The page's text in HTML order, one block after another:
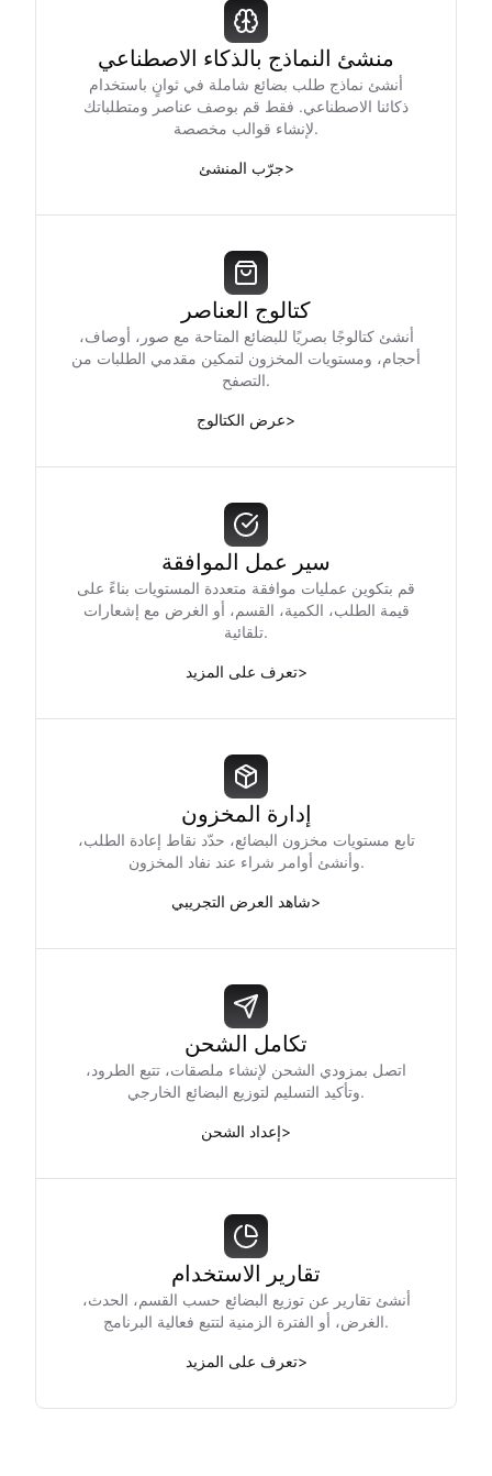
منشئ النماذج بالذكاء الاصطناعي
أنشئ نماذج طلب بضائع شاملة في ثوانٍ باستخدام
ذكائنا الاصطناعي. فقط قم بوصف عناصر ومتطلباتك
لإنشاء قوالب مخصصة.
جرّب المنشئ>
كتالوج العناصر
أنشئ كتالوجًا بصريًا للبضائع المتاحة مع صور، أوصاف،
أحجام، ومستويات المخزون لتمكين مقدمي الطلبات من
التصفح.
عرض الكتالوج>
سير عمل الموافقة
قم بتكوين عمليات موافقة متعددة المستويات بناءً على
قيمة الطلب، الكمية، القسم، أو الغرض مع إشعارات
تلقائية.
تعرف على المزيد>
إدارة المخزون
تابع مستويات مخزون البضائع، حدّد نقاط إعادة الطلب،
وأنشئ أوامر شراء عند نفاد المخزون.
شاهد العرض التجريبي>
تكامل الشحن
اتصل بمزودي الشحن لإنشاء ملصقات، تتبع الطرود،
وتأكيد التسليم لتوزيع البضائع الخارجي.
إعداد الشحن>
تقارير الاستخدام
أنشئ تقارير عن توزيع البضائع حسب القسم، الحدث،
الغرض، أو الفترة الزمنية لتتبع فعالية البرنامج.
تعرف على المزيد>